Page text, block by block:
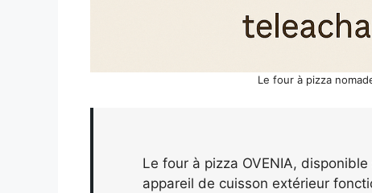
Le four à pizza
Le four à pizza OVENIA,
appareil de cuisson extérieur